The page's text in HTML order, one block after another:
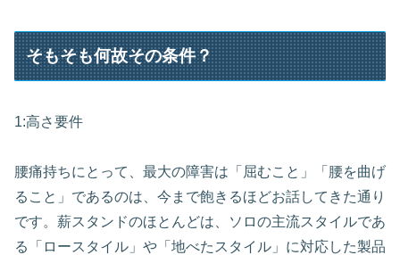
そもそも何故その条件？
1:高さ要件
腰痛持ちにとって、最大の障害は「屈むこと」「腰を曲げ
ること」であるのは、今まで飽きるほどお話してきた通り
です。薪スタンドのほとんどは、ソロの主流スタイルであ
る「ロースタイル」や「地べたスタイル」に対応した製品